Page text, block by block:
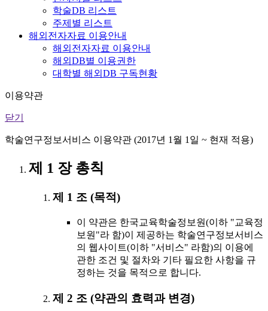
학술DB 리스트
주제별 리스트
해외전자자료 이용안내
해외전자자료 이용안내
해외DB별 이용권한
대학별 해외DB 구독현황
이용약관
닫기
학술연구정보서비스 이용약관 (2017년 1월 1일 ~ 현재 적용)
제 1 장 총칙
제 1 조 (목적)
이 약관은 한국교육학술정보원(이하 "교육정
보원"라 함)이 제공하는 학술연구정보서비스
의 웹사이트(이하 "서비스" 라함)의 이용에
관한 조건 및 절차와 기타 필요한 사항을 규
정하는 것을 목적으로 합니다.
제 2 조 (약관의 효력과 변경)